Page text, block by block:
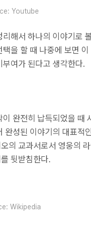
Youtube
해서 하나의 이야기로
을 할 때 나중에 보면
여가 된다고 생각한다.
완전히 납득되었을 때
성된 이야기의 대표적
의 교과서로서 영웅의
뒷받침한다.
Wikipedia